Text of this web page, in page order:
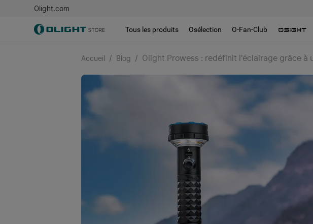
Olight.com
Tous les produits Osélection O-Fan-Club
Accueil / Blog / Olight Prowess : redéfinit l'éclairage grâce